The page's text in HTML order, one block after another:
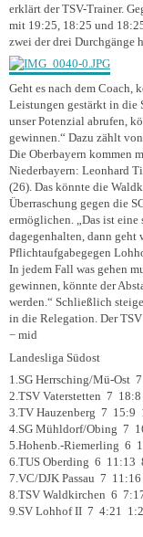
erklärt der TSV-Trainer.
mit 19:25, 18:25 und
zwei der drei Durchgänge
Geht es nach dem Coach,
Leistungen gestärkt in die
unser Potenzial abrufen,
gewinnen.“ Dazu zählt
Die Oberbayern kommen
Niederbayern: Leonhard
(26). Das könnte die
Überraschung gegen die
ermöglichen. „Das ist eine
dagegenhalten, dann geht
Pflichtaufgabegegen
In jedem Fall was gehen
gewinnen, könnte der
werden.“ Schließlich
in die Relegation. Der
− mid
Landesliga Südost
1.SG Herrsching/Mü-Ost
2.TSV Vaterstetten 7
3.TV Hauzenberg 7 15:9
4.SG Mühldorf/Obing 7
5.Hohenb.-Riemerling 6
6.TUS Oberding 6 11:13
7.VC/DJK Passau 7
8.TSV Waldkirchen 6
9.SV Lohhof II 7 4:21